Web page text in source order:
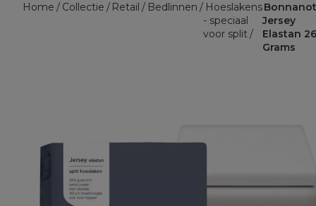
Home Collectie Retail Bedlinnen
Hoeslakens
- speciaal
voor split
Jersey
Elastan
Grams